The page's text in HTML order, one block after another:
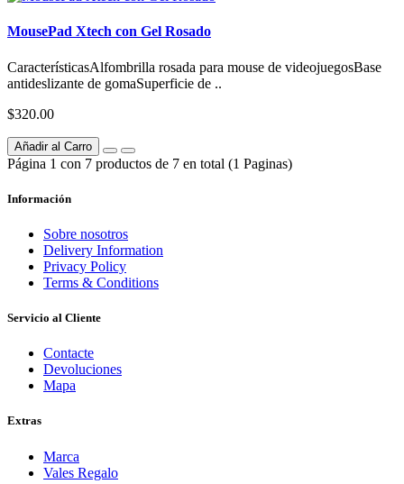
MousePad Xtech con Gel Rosado
CaracterísticasAlfombrilla rosada para mouse de videojuegosBase
antideslizante de gomaSuperficie de ..
$320.00
Añadir al Carro
Página 1 con 7 productos de 7 en total (1 Paginas)
Información
Sobre nosotros
Delivery Information
Privacy Policy
Terms & Conditions
Servicio al Cliente
Contacte
Devoluciones
Mapa
Extras
Marca
Vales Regalo